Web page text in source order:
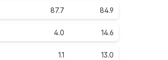
87.7 84.9
4.0 14.6
1.1 13.0